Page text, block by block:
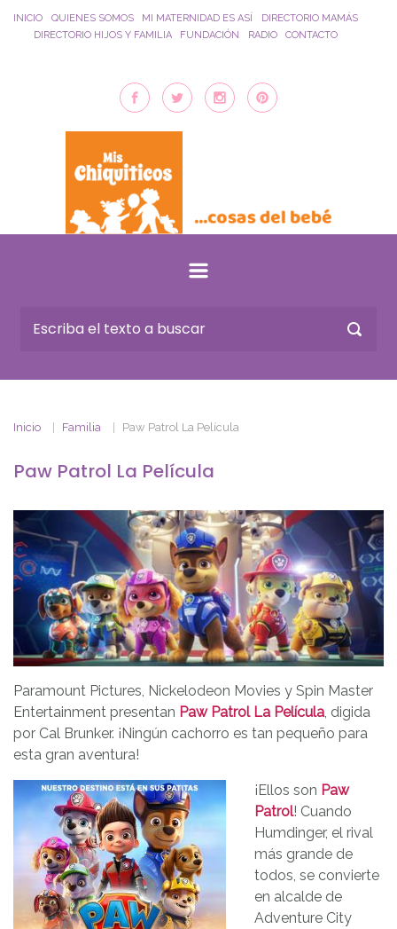
Saltar al contenido principal
INICIO QUIENES SOMOS MI MATERNIDAD ES ASÍ
DIRECTORIO MAMÁS
DIRECTORIO HIJOS Y FAMILIA
FUNDACIÓN RADIO CONTACTO
Inicio Familia Paw Patrol La Película
Paw Patrol La Película
Paramount Pictures, Nickelodeon Movies y Spin Master
Entertainment presentan Paw Patrol La Película , digida
por Cal Brunker. ¡Ningún cachorro es tan pequeño para
esta gran aventura!
¡Ellos son Paw
Patrol! Cuando
Humdinger, el rival
más grande de
todos, se convierte
en alcalde de
Adventure City